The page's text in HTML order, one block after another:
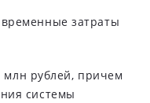
затраты
млн рублей, причем
системы